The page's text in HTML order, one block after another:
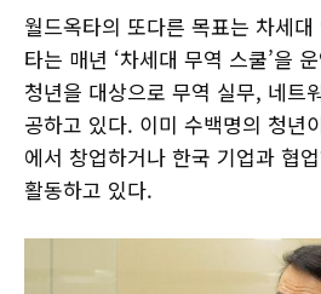
월드옥타의 또다른 목표는 차세
타는 매년 ‘차세대 무역 스쿨’을
청년을 대상으로 무역 실무, 네트
공하고 있다. 이미 수백명의 청년
에서 창업하거나 한국 기업과 협
활동하고 있다.